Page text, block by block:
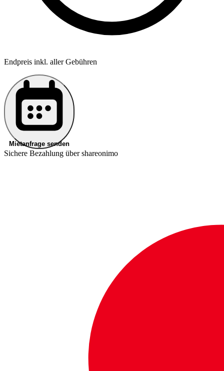
Endpreis inkl. aller Gebühren
Mietanfrage senden
Sichere Bezahlung über shareonimo